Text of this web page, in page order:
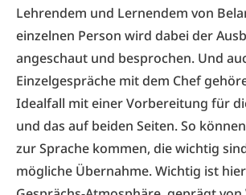
Lehrendem und Lernendem von
einzelnen Person wird dabei der
angeschaut und besprochen. Und
Einzelgespräche mit dem Chef
Idealfall mit einer Vorbereitung für
und das auf beiden Seiten. So
zur Sprache kommen, die wichtig
mögliche Übernahme. Wichtig ist